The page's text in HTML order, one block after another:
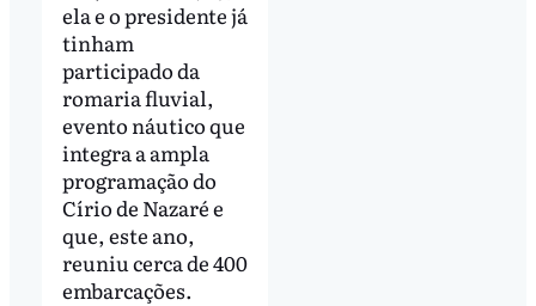
ela e o presidente já
tinham
participado da
romaria fluvial,
evento náutico que
integra a ampla
programação do
Círio de Nazaré e
que, este ano,
reuniu cerca de 400
embarcações.